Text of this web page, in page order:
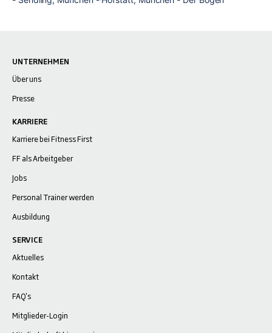
UNTERNEHMEN
Über uns
Presse
KARRIERE
Karriere bei Fitness First
FF als Arbeitgeber
Jobs
Personal Trainer werden
Ausbildung
SERVICE
Aktuelles
Kontakt
FAQ's
Mitglieder-Login